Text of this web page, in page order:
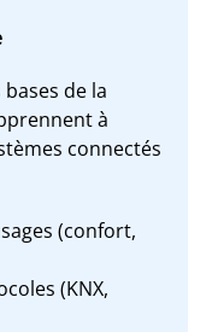
de la
à
connectés
(confort,
(KNX,